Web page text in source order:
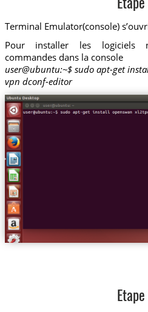
Terminal Emulator(console)
Pour installer les logiciels
commandes dans la console
user@ubuntu:~$ sudo apt-get
vpn dconf-editor